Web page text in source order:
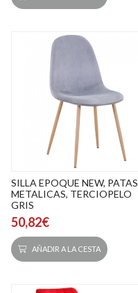
SILLA EPOQUE NEW, PATAS
METALICAS, TERCIOPELO
GRIS
50,82€
AÑADIR A LA CESTA